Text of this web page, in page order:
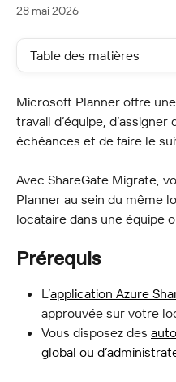
28 mai 2026
Table des matières
Microsoft Planner offre
travail d’équipe,
échéances et de faire le
Avec ShareGate Migrate,
Planner au sein du même
locataire dans une équipe
Prérequis
L’application Azure
approuvée sur votre
Vous disposez des
global ou